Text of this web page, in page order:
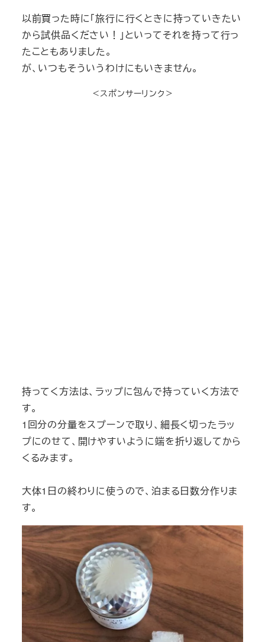
以前買った時に「旅行に行くときに持っていきたい
から試供品ください！」といってそれを持って行っ
たこともありました。
が、いつもそういうわけにもいきません。
＜スポンサーリンク＞
持ってく方法は、ラップに包んで持っていく方法で
す。
1回分の分量をスプーンで取り、細長く切ったラッ
プにのせて、開けやすいように端を折り返してから
くるみます。
大体1日の終わりに使うので、泊まる日数分作りま
す。